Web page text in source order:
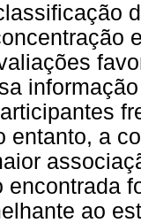
entanto, a
encontrada
ao